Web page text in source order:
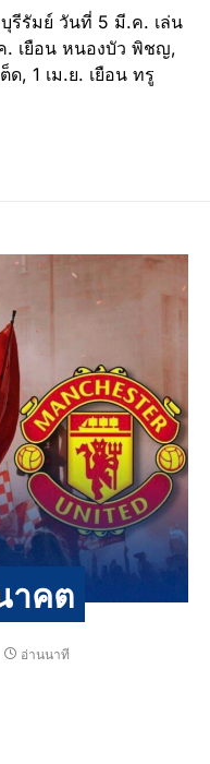
รีรัมย์ วันที่ 5 มี.ค. เล่น
. เยือน หนองบัว พิชญ,
, 1 เม.ย. เยือน ทรู
าคต
อ่านนาที